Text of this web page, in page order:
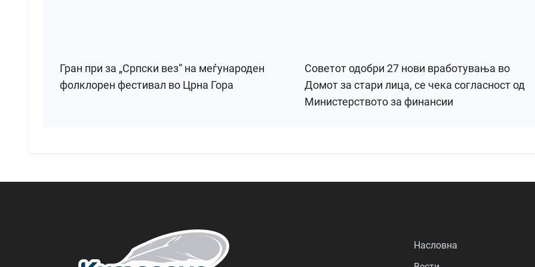
Гран при за „Српски вез“ на меѓународен
фолклорен фестивал во Црна Гора
Советот одобри 27 нови вработувања во
Домот за стари лица, се чека согласност од
Министерството за финансии
Насловна